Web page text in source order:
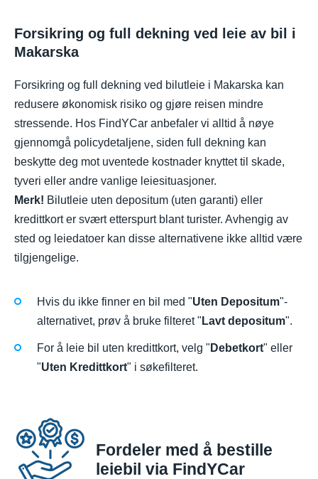
Forsikring og full dekning ved leie av bil i
Makarska
Forsikring og full dekning ved bilutleie i Makarska kan
redusere økonomisk risiko og gjøre reisen mindre
stressende. Hos FindYCar anbefaler vi alltid å nøye
gjennomgå policydetaljene, siden full dekning kan
beskytte deg mot uventede kostnader knyttet til skade,
tyveri eller andre vanlige leiesituasjoner.
Merk! Bilutleie uten depositum (uten garanti) eller
kredittkort er svært etterspurt blant turister. Avhengig av
sted og leiedatoer kan disse alternativene ikke alltid være
tilgjengelige.
Hvis du ikke finner en bil med "Uten Depositum"-
alternativet, prøv å bruke filteret " Lavt depositum".
For å leie bil uten kredittkort, velg " Debetkort" eller
"Uten Kredittkort" i søkefilteret.
Fordeler med å bestille
leiebil via FindYCar